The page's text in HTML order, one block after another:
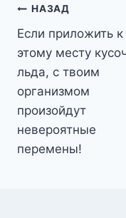
Навигация
по
записям
НАЗАД
Если приложить к
этому месту
льда, с твоим
организмом
произойдут
невероятные
перемены!